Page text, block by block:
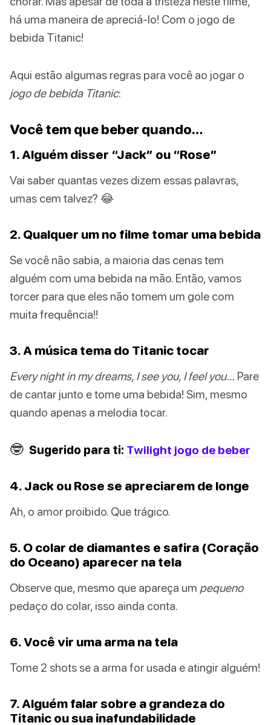
há uma maneira de apreciá-lo! Com o jogo de
bebida Titanic!
Aqui estão algumas regras para você ao jogar o
jogo de bebida Titanic:
Você tem que beber quando…
1. Alguém disser “Jack” ou “Rose”
Vai saber quantas vezes dizem essas palavras,
umas cem talvez? 😂
2. Qualquer um no filme tomar uma bebida
Se você não sabia, a maioria das cenas tem
alguém com uma bebida na mão. Então, vamos
torcer para que eles não tomem um gole com
muita frequência!!
3. A música tema do Titanic tocar
Every night in my dreams, I see you, I feel you… Pare
de cantar junto e tome uma bebida! Sim, mesmo
quando apenas a melodia tocar.
🤓 Sugerido para ti: Twilight jogo de beber
4. Jack ou Rose se apreciarem de longe
Ah, o amor proibido. Que trágico.
5. O colar de diamantes e safira (Coração
do Oceano) aparecer na tela
Observe que, mesmo que apareça um pequeno
pedaço do colar, isso ainda conta.
6. Você vir uma arma na tela
Tome 2 shots se a arma for usada e atingir alguém!
7. Alguém falar sobre a grandeza do
Titanic ou sua inafundabilidade